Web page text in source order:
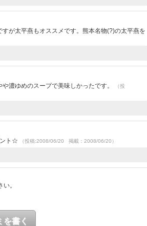
が太平燕もオススメです。熊本名物(?)の太平燕を
濃ゆめのスープで美味しかったです。
（投
ント☆
（投稿:2008/06/20 掲載：2008/06/20）
。
を書く